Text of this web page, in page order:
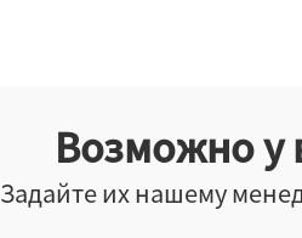
Возможно у
Задайте их нашему